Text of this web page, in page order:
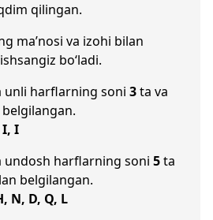
qilingan.
ma’nosi va izohi bilan
bo‘ladi.
unli harflarning soni 3ta va
I, I
undosh harflarning soni 5ta
belgilangan.
N, D, Q, L